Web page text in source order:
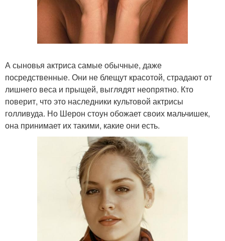
А сыновья актриса самые обычные, даже
посредственные. Они не блещут красотой, страдают от
лишнего веса и прыщей, выглядят неопрятно. Кто
поверит, что это наследники культовой актрисы
голливуда. Но Шерон стоун обожает своих мальчишек,
она принимает их такими, какие они есть.